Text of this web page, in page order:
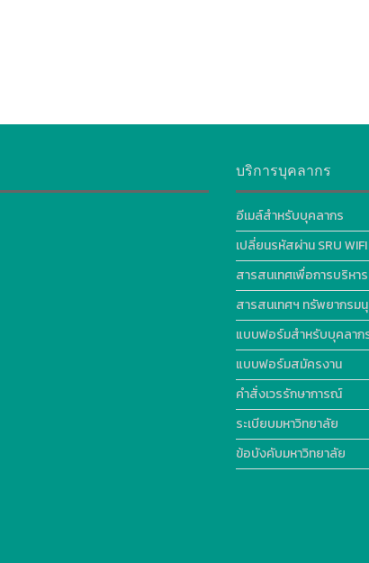
บริการบุคลากร
อีเมล์สำหรับบุคลากร
เปลี่ยนรหัสผ่าน SRU WIFI
สารสนเทศเพื่อการบริหา
สารสนเทศฯ ทรัพยากรม
แบบฟอร์มสำหรับบุคลาก
แบบฟอร์มสมัครงาน
คำสั่งเวรรักษาการณ์
ระเบียบมหาวิทยาลัย
ข้อบังคับมหาวิทยาลัย